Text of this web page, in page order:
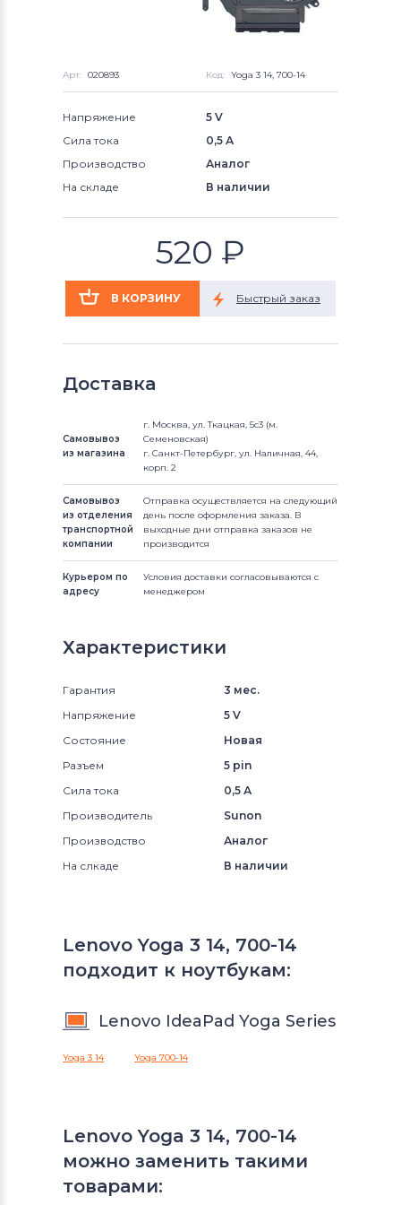
Арт: 020893 Код: Yoga 3 14, 700-14
Напряжение
5 V
Сила тока
0,5 А
Производство
Аналог
На складе
В наличии
520 ₽
Доставка
Самовывоз
из магазина
г. Москва, ул. Ткацкая, 5с3 (м.
Семеновская)
г. Санкт-Петербург, ул. Наличная, 44,
корп. 2
Самовывоз
из отделения
транспортной
компании
Отправка осуществляется на следующий
день после оформления заказа. В
выходные дни отправка заказов не
производится
Курьером по
адресу
Условия доставки согласовываются с
менеджером
Характеристики
Гарантия
3 мес.
Напряжение
5 V
Состояние
Новая
Разъем
5 pin
Сила тока
0,5 А
Производитель
Sunon
Производство
Аналог
На слкаде
В наличии
Lenovo Yoga 3 14, 700-14
подходит к ноутбукам:
Lenovo IdeaPad Yoga Series
Yoga 3 14 Yoga 700-14
Lenovo Yoga 3 14, 700-14
можно заменить такими
товарами: